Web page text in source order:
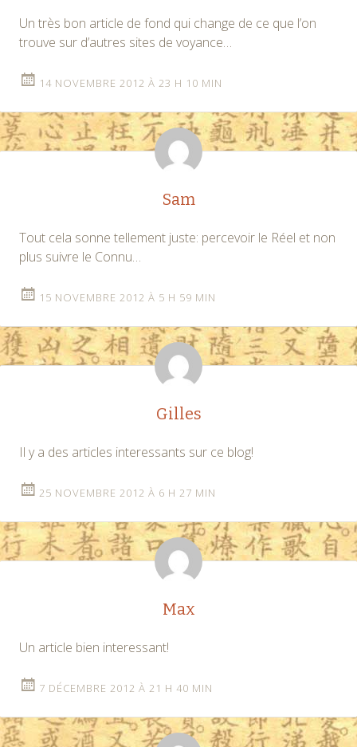
Un très bon article de fond qui change de ce que l’on
trouve sur d’autres sites de voyance…
14 NOVEMBRE 2012 À 23 H 10 MIN
Sam
Tout cela sonne tellement juste: percevoir le Réel et non
plus suivre le Connu…
15 NOVEMBRE 2012 À 5 H 59 MIN
Gilles
Il y a des articles interessants sur ce blog!
25 NOVEMBRE 2012 À 6 H 27 MIN
Max
Un article bien interessant!
7 DÉCEMBRE 2012 À 21 H 40 MIN